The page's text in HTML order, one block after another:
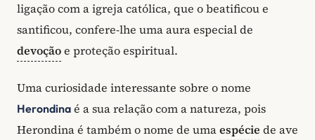
ligação com a igreja católica, que o beatificou e
santificou, confere-lhe uma aura especial de
devoçãoe proteção espiritual.
Uma curiosidade interessante sobre o nome
Herondina é a sua relação com a natureza, pois
Herondina é também o nome de umaespécie de ave